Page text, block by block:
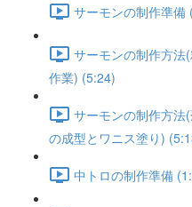
サーモンの制作準備
サーモンの制作方法
作業) (5:24)
サーモンの制作方法
の成型とワニス塗り)
中トロの制作準備